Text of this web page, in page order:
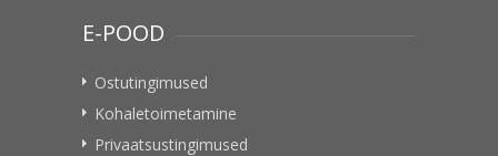
E-POOD
Ostutingimused
Kohaletoimetamine
Privaatsustingimused